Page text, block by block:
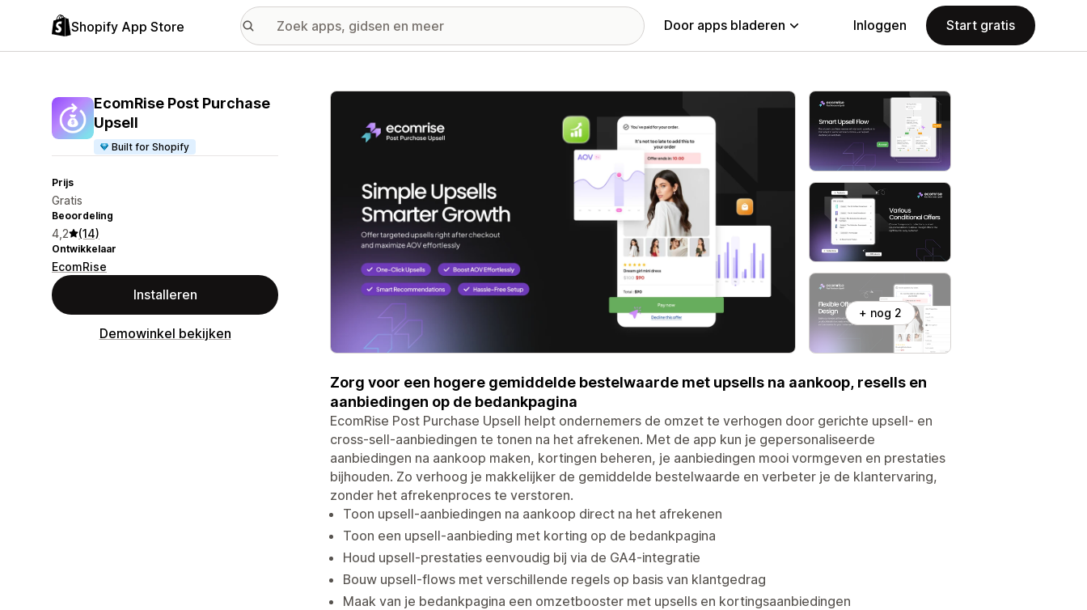
Shopify App Store Door apps bladeren Inloggen Start gratis
EcomRise Post Purchase
Upsell
Built for Shopify
Prijs
Gratis
Beoordeling
4,2 (14)
Ontwikkelaar
EcomRise
Installeren
Demowinkel bekijken
Galerij met uitgelichte afbeeldingen
+ nog 2
Zorg voor een hogere gemiddelde bestelwaarde met upsells na aankoop, resells en
aanbiedingen op de bedankpagina
EcomRise Post Purchase Upsell helpt ondernemers de omzet te verhogen door gerichte upsell- en
cross-sell-aanbiedingen te tonen na het afrekenen. Met de app kun je gepersonaliseerde
aanbiedingen na aankoop maken, kortingen beheren, je aanbiedingen mooi vormgeven en prestaties
bijhouden. Zo verhoog je makkelijker de gemiddelde bestelwaarde en verbeter je de klantervaring,
zonder het afrekenproces te verstoren.
Toon upsell-aanbiedingen na aankoop direct na het afrekenen
Toon een upsell-aanbieding met korting op de bedankpagina
Houd upsell-prestaties eenvoudig bij via de GA4-integratie
Bouw upsell-flows met verschillende regels op basis van klantgedrag
Maak van je bedankpagina een omzetbooster met upsells en kortingsaanbiedingen